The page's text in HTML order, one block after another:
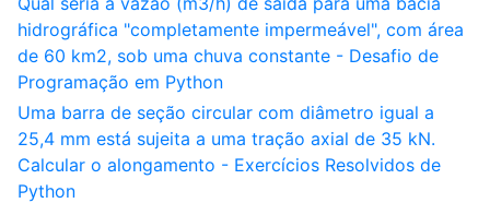
hidrográfica "completamente impermeável", com área
de 60 km2, sob uma chuva constante - Desafio de
Programação em Python
Uma barra de seção circular com diâmetro igual a
25,4 mm está sujeita a uma tração axial de 35 kN.
Calcular o alongamento - Exercícios Resolvidos de
Python